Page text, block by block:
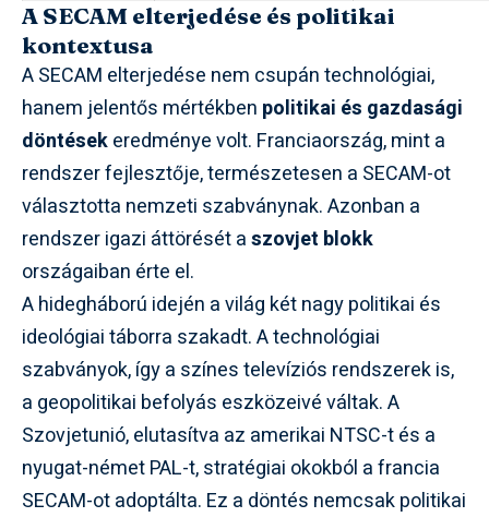
A SECAM elterjedése és politikai
kontextusa
A SECAM elterjedése nem csupán technológiai,
hanem jelentős mértékben politikai és gazdasági
döntésekeredménye volt. Franciaország, mint a
rendszer fejlesztője, természetesen a SECAM-ot
választotta nemzeti szabványnak. Azonban a
rendszer igazi áttörését aszovjet blokk
országaiban érte el.
A hidegháború idején a világ két nagy politikai és
ideológiai táborra szakadt. A technológiai
szabványok, így a színes televíziós rendszerek is,
a geopolitikai befolyás eszközeivé váltak. A
Szovjetunió, elutasítva az amerikai NTSC-t és a
nyugat-német PAL-t, stratégiai okokból a francia
SECAM-ot adoptálta. Ez a döntés nemcsak politikai